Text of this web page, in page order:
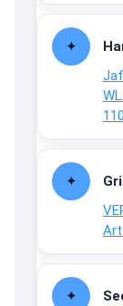
Art
2:19
↩
2:21